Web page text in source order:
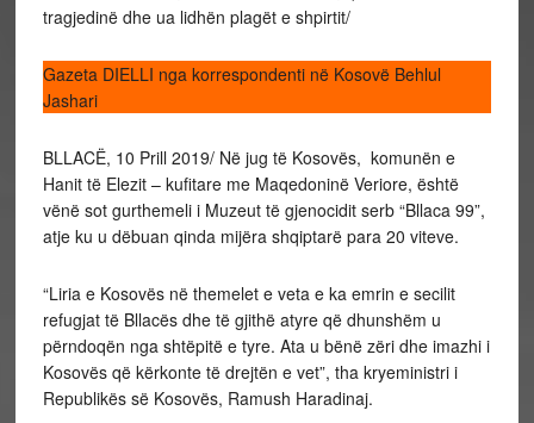
tragjedinë dhe ua lidhën plagët e shpirtit/
Gazeta DIELLI nga korrespondenti në Kosovë Behlul
Jashari
BLLACË, 10 Prill 2019/ Në jug të Kosovës, komunën e
Hanit të Elezit – kufitare me Maqedoninë Veriore, është
vënë sot gurthemeli i Muzeut të gjenocidit serb “Bllaca 99”,
atje ku u dëbuan qinda mijëra shqiptarë para 20 viteve.
“Liria e Kosovës në themelet e veta e ka emrin e secilit
refugjat të Bllacës dhe të gjithë atyre që dhunshëm u
përndoqën nga shtëpitë e tyre. Ata u bënë zëri dhe imazhi i
Kosovës që kërkonte të drejtën e vet”, tha kryeministri i
Republikës së Kosovës, Ramush Haradinaj.